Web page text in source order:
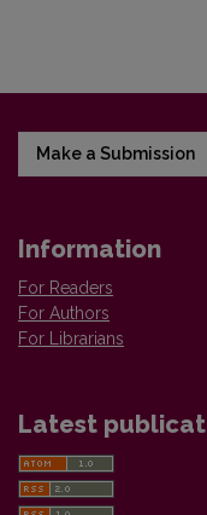
Make a Submission
Information
For Readers
For Authors
For Librarians
Latest